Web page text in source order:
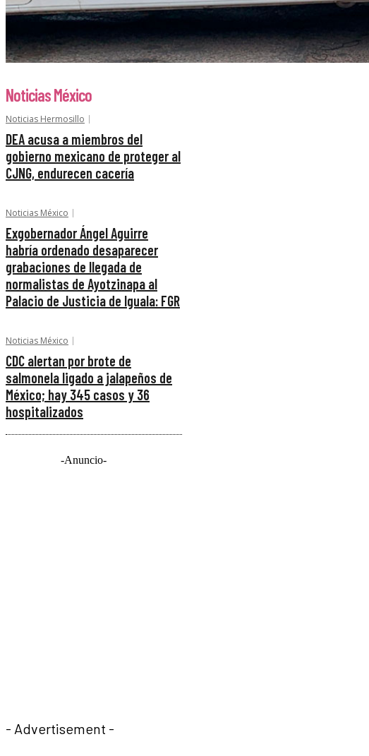
Noticias México
Noticias Hermosillo
DEA acusa a miembros del
gobierno mexicano de proteger al
CJNG, endurecen cacería
Noticias México
Exgobernador Ángel Aguirre
habría ordenado desaparecer
grabaciones de llegada de
normalistas de Ayotzinapa al
Palacio de Justicia de Iguala: FGR
Noticias México
CDC alertan por brote de
salmonela ligado a jalapeños de
México; hay 345 casos y 36
hospitalizados
-Anuncio-
- Advertisement -